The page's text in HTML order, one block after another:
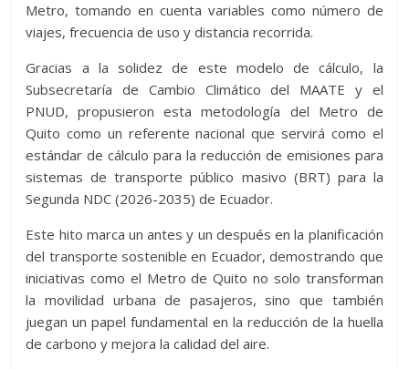
Metro, tomando en cuenta variables como número de
viajes, frecuencia de uso y distancia recorrida.
Gracias a la solidez de este modelo de cálculo, la
Subsecretaría de Cambio Climático del MAATE y el
PNUD, propusieron esta metodología del Metro de
Quito como un referente nacional que servirá como el
estándar de cálculo para la reducción de emisiones para
sistemas de transporte público masivo (BRT) para la
Segunda NDC (2026-2035) de Ecuador.
Este hito marca un antes y un después en la planificación
del transporte sostenible en Ecuador, demostrando que
iniciativas como el Metro de Quito no solo transforman
la movilidad urbana de pasajeros, sino que también
juegan un papel fundamental en la reducción de la huella
de carbono y mejora la calidad del aire.